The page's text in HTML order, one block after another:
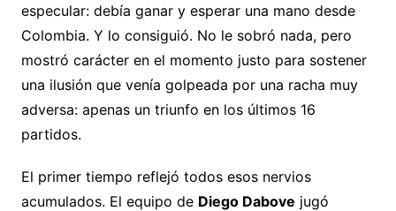
especular: debía ganar y esperar una mano desde
Colombia. Y lo consiguió. No le sobró nada, pero
mostró carácter en el momento justo para sostener
una ilusión que venía golpeada por una racha muy
adversa: apenas un triunfo en los últimos 16
partidos.
El primer tiempo reflejó todos esos nervios
acumulados. El equipo de Diego Dabove jugó